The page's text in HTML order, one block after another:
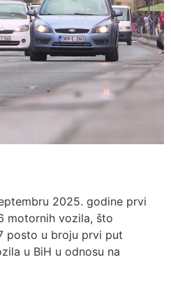
2025. godine prvi
motornih vozila, što
posto u broju prvi put
u BiH u odnosu na